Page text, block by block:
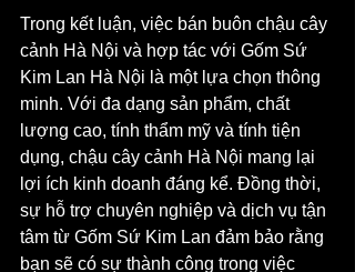
Trong kết luận, việc bán buôn chậu cây
cảnh Hà Nội và hợp tác với Gốm Sứ
Kim Lan Hà Nội là một lựa chọn thông
minh. Với đa dạng sản phẩm, chất
lượng cao, tính thẩm mỹ và tính tiện
dụng, chậu cây cảnh Hà Nội mang lại
lợi ích kinh doanh đáng kể. Đồng thời,
sự hỗ trợ chuyên nghiệp và dịch vụ tận
tâm từ Gốm Sứ Kim Lan đảm bảo rằng
bạn sẽ có sự thành công trong việc